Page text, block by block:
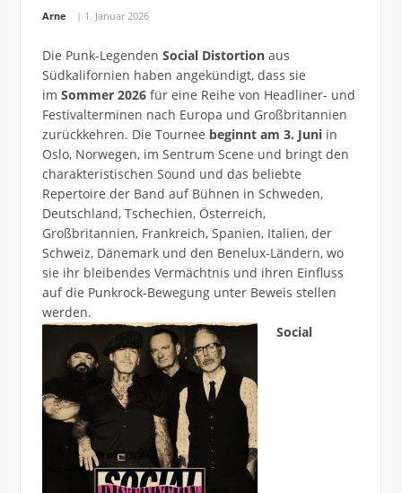
Arne 1. Januar 2026
Die Punk-Legenden Social Distortionaus
Südkalifornien haben angekündigt, dass sie
im Sommer 2026für eine Reihe von Headliner- und
Festivalterminen nach Europa und Großbritannien
zurückkehren. Die Tournee beginnt am 3. Juniin
Oslo, Norwegen, im Sentrum Scene und bringt den
charakteristischen Sound und das beliebte
Repertoire der Band auf Bühnen in Schweden,
Deutschland, Tschechien, Österreich,
Großbritannien, Frankreich, Spanien, Italien, der
Schweiz, Dänemark und den Benelux-Ländern, wo
sie ihr bleibendes Vermächtnis und ihren Einfluss
auf die Punkrock-Bewegung unter Beweis stellen
werden.
Social